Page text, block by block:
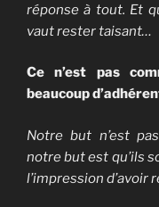
réponse à tout. Et
vaut rester taisant…
Ce n’est pas
beaucoup
Notre but n’est
notre but est qu’ils
l’impression d’avoir